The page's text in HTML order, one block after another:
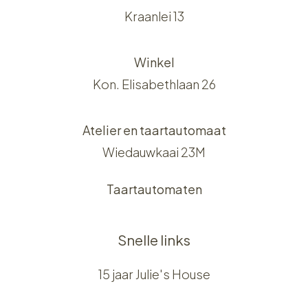
Kraanlei 13
Winkel
Kon. Elisabethlaan 26
Atelier en taartautomaat
Wiedauwkaai 23M
Taartautomaten
Snelle links
15 jaar Julie's House